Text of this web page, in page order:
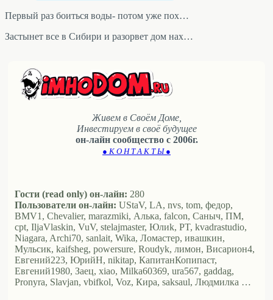
Первый раз боиться воды- потом уже пох…
Застынет все в Сибири и разорвет дом нах…
Живем в Своём Доме,
Инвестируем в своё будущее
он-лайн сообщество с 2006г.
● К О Н Т А К Т Ы ●
Гости (read only) он-лайн: 280
Пользователи он-лайн: UStaV, LA, nvs, tom, федор,
BMV1, Chevalier, marazmiki, Алька, falcon, Саныч, ПМ,
cpt, IljaVlaskin, VuV, stelajmaster, Юлиk, PT, kvadrastudio,
Niagara, Archi70, sanlait, Wika, Ломастер, ивашкин,
Мульсик, kaifsheg, powersure, Roudyk, лимон, Висариoн4,
Евгений223, ЮрийН, nikitap, КапитанКопипаст,
Евгений1980, Заец, xiao, Milka60369, ura567, gaddag,
Pronyra, Slavjan, vbifkol, Voz, Кира, saksaul, Людмилка …